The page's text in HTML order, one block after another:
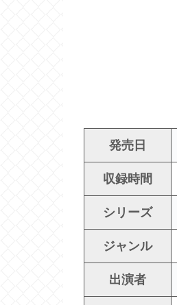
発売日
収録時間
シリーズ
ジャンル
出演者